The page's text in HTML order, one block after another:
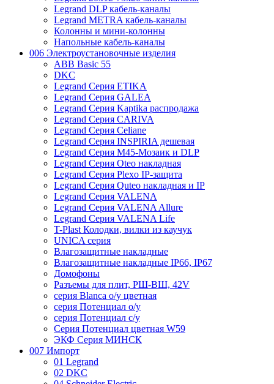
Legrand DLP кабель-каналы
Legrand METRA кабель-каналы
Колонны и мини-колонны
Напольные кабель-каналы
006 Электроустановочные изделия
ABB Basic 55
DKC
Legrand Серия ETIKA
Legrand Серия GALEA
Legrand Серия Kaptika распродажа
Legrand Серия CARIVA
Legrand Серия Celiane
Legrand Серия INSPIRIA дешевая
Legrand Серия M45-Мозаик и DLP
Legrand Серия Oteo накладная
Legrand Серия Plexo IP-защита
Legrand Серия Quteo накладная и IP
Legrand Серия VALENA
Legrand Серия VALENA Allure
Legrand Серия VALENA Life
T-Plast Колодки, вилки из каучук
UNICA серия
Влагозащитные накладные
Влагозащитные накладные IP66, IP67
Домофоны
Разъемы для плит, РШ-ВШ, 42V
серия Blanca о/у цветная
серия Потенциал о/у
серия Потенциал с/у
Серия Потенциал цветная W59
ЭКФ Серия МИНСК
007 Импорт
01 Legrand
02 DKC